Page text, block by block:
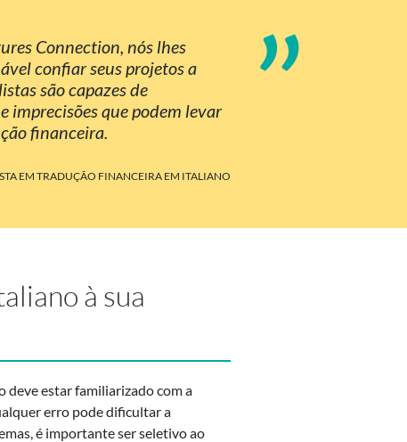
Connection, nós lhes
confiar seus projetos a
são capazes de
imprecisões que podem levar
financeira.
”
EM TRADUÇÃO FINANCEIRA EM ITALIANO
à sua
deve estar familiarizado com a
erro pode dificultar a
é importante ser seletivo ao